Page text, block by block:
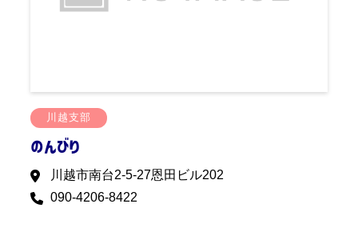
川越支部
のんびり
川越市南台2-5-27恩田ビル202
090-4206-8422